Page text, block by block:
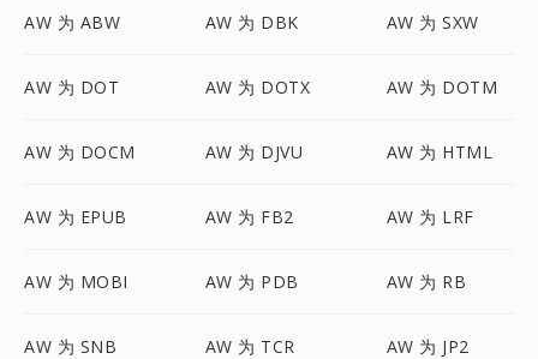
AW 为 ABW AW 为 DBK AW 为 SXW
AW 为 DOT AW 为 DOTX AW 为 DOTM
AW 为 DOCM AW 为 DJVU AW 为 HTML
AW 为 EPUB AW 为 FB2 AW 为 LRF
AW 为 MOBI AW 为 PDB AW 为 RB
AW 为 SNB AW 为 TCR AW 为 JP2